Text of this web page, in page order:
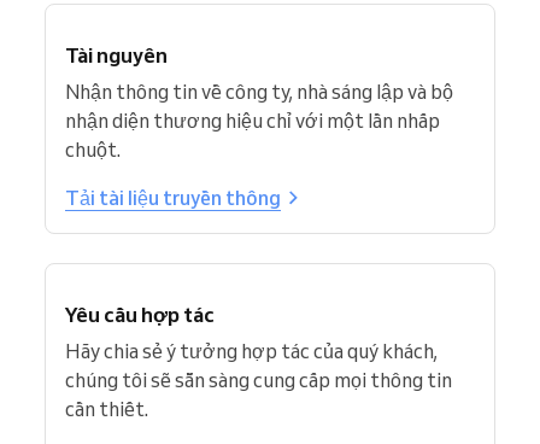
Tài nguyên
Nhận thông tin về công ty, nhà sáng lập và bộ
nhận diện thương hiệu chỉ với một lần nhấp
chuột.
Tải tài liệu truyền thông
Yêu cầu hợp tác
Hãy chia sẻ ý tưởng hợp tác của quý khách,
chúng tôi sẽ sẵn sàng cung cấp mọi thông tin
cần thiết.